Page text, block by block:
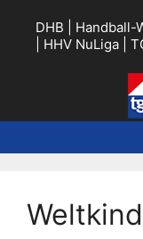
springen
DHB Handball-
HHV NuLiga